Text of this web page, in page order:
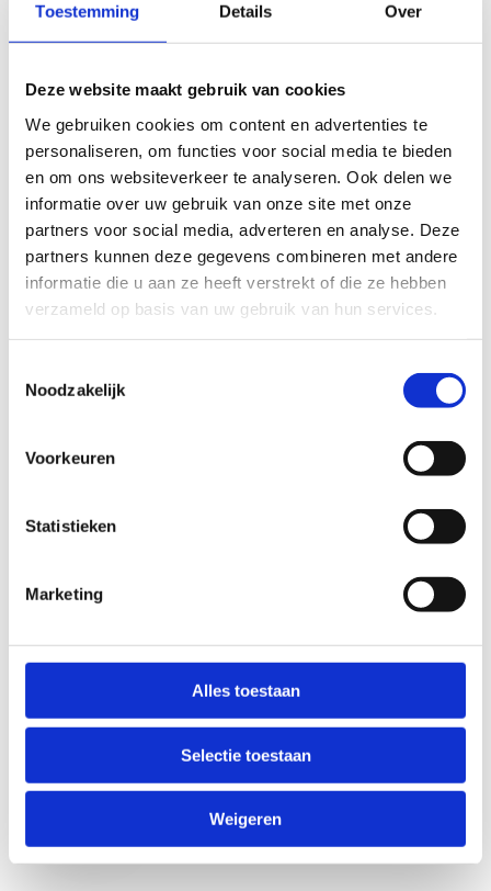
Toestemming Details Over
Deze website maakt gebruik van cookies
We gebruiken cookies om content en advertenties te
personaliseren, om functies voor social media te bieden
en om ons websiteverkeer te analyseren. Ook delen we
informatie over uw gebruik van onze site met onze
partners voor social media, adverteren en analyse. Deze
partners kunnen deze gegevens combineren met andere
informatie die u aan ze heeft verstrekt of die ze hebben
verzameld op basis van uw gebruik van hun services.
Noodzakelijk
Voorkeuren
Statistieken
Marketing
Alles toestaan
Selectie toestaan
Weigeren
Geef aan tot welk domein jouw vraag behoort
KIES EEN DOMEIN
Jouw vraag
Anti-Robot Verification
Click to start verification
Verzend